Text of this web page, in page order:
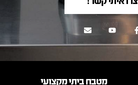
מטבח ביתי מקצועי